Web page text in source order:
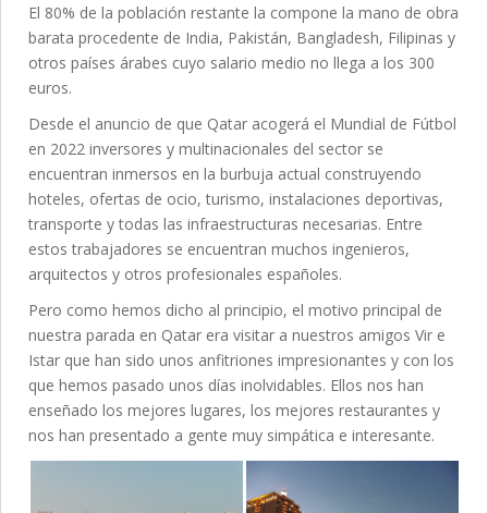
El 80% de la población restante la compone la mano de obra
barata procedente de India, Pakistán, Bangladesh, Filipinas y
otros países árabes cuyo salario medio no llega a los 300
euros.
Desde el anuncio de que Qatar acogerá el Mundial de Fútbol
en 2022 inversores y multinacionales del sector se
encuentran inmersos en la burbuja actual construyendo
hoteles, ofertas de ocio, turismo, instalaciones deportivas,
transporte y todas las infraestructuras necesarias. Entre
estos trabajadores se encuentran muchos ingenieros,
arquitectos y otros profesionales españoles.
Pero como hemos dicho al principio, el motivo principal de
nuestra parada en Qatar era visitar a nuestros amigos Vir e
Istar que han sido unos anfitriones impresionantes y con los
que hemos pasado unos días inolvidables. Ellos nos han
enseñado los mejores lugares, los mejores restaurantes y
nos han presentado a gente muy simpática e interesante.